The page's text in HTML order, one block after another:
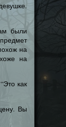
были
на
на
как
Вы